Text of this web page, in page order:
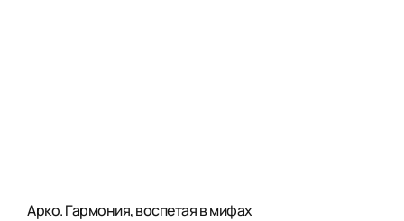
Арко. Гармония, воспетая в мифах